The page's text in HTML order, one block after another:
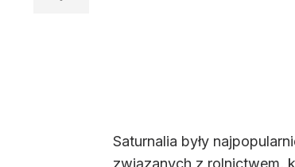
Saturnalia były
związanych z rolnictwem,